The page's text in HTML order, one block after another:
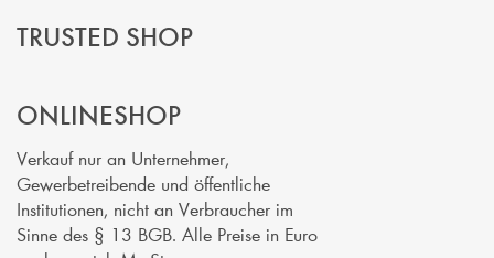
TRUSTED SHOP
ONLINESHOP
Verkauf nur an Unternehmer,
Gewerbetreibende und öffentliche
Institutionen, nicht an Verbraucher im
Sinne des § 13 BGB. Alle Preise in Euro